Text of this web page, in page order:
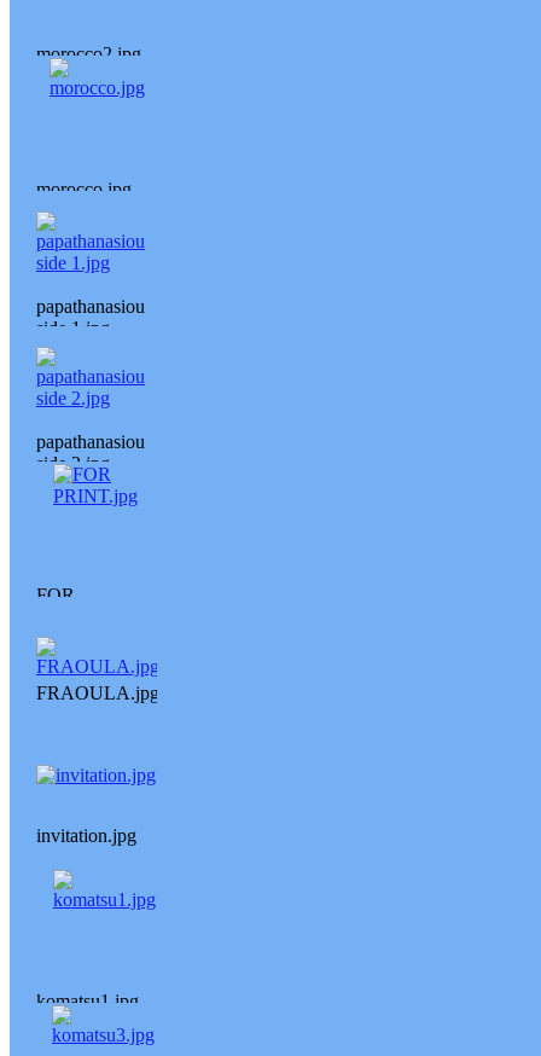
morocco2.jpg
morocco.jpg
papathanasiou
side 1.jpg
papathanasiou
side 2.jpg
FOR
FRAOULA.jpg
invitation.jpg
komatsu1.jpg